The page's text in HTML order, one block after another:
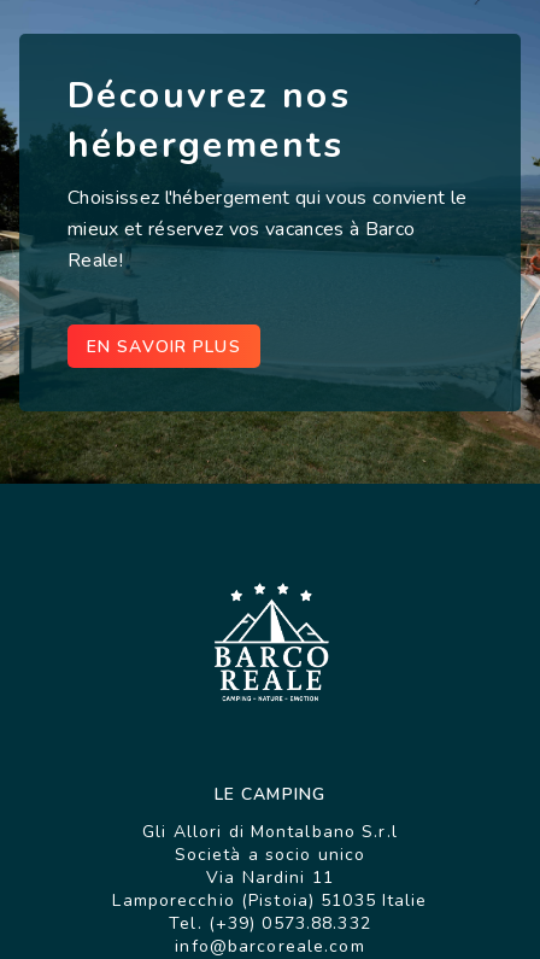
Découvrez nos
hébergements
Choisissez l'hébergement qui vous convient le
mieux et réservez vos vacances à Barco
Reale!
EN SAVOIR PLUS
LE CAMPING
Gli Allori di Montalbano S.r.l
Società a socio unico
Via Nardini 11
Lamporecchio (Pistoia) 51035 Italie
Tel. (+39) 0573.88.332
info@barcoreale.com